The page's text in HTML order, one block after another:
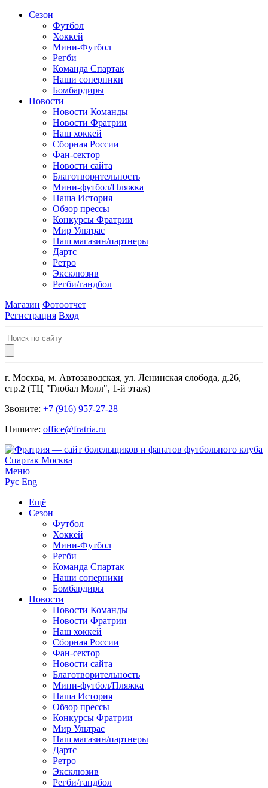
Сезон
Футбол
Хоккей
Мини-Футбол
Регби
Команда Спартак
Наши соперники
Бомбардиры
Новости
Новости Команды
Новости Фратрии
Наш хоккей
Сборная России
Фан-cектор
Новости сайта
Благотворительность
Мини-футбол/Пляжка
Наша История
Обзор прессы
Конкурсы Фратрии
Мир Ультрас
Наш магазин/партнеры
Дартс
Ретро
Эксклюзив
Регби/гандбол
Магазин Фотоотчет
Регистрация Вход
г. Москва, м. Автозаводская, ул. Ленинская слобода, д.26,
стр.2 (ТЦ "Глобал Молл", 1-й этаж)
Звоните: +7 (916) 957-27-28
Пишите: office@fratria.ru
Меню
Рус Eng
Ещё
Сезон
Футбол
Хоккей
Мини-Футбол
Регби
Команда Спартак
Наши соперники
Бомбардиры
Новости
Новости Команды
Новости Фратрии
Наш хоккей
Сборная России
Фан-cектор
Новости сайта
Благотворительность
Мини-футбол/Пляжка
Наша История
Обзор прессы
Конкурсы Фратрии
Мир Ультрас
Наш магазин/партнеры
Дартс
Ретро
Эксклюзив
Регби/гандбол